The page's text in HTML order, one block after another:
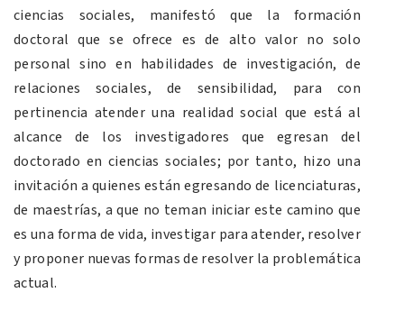
ciencias sociales, manifestó que la formación
doctoral que se ofrece es de alto valor no solo
personal sino en habilidades de investigación, de
relaciones sociales, de sensibilidad, para con
pertinencia atender una realidad social que está al
alcance de los investigadores que egresan del
doctorado en ciencias sociales; por tanto, hizo una
invitación a quienes están egresando de licenciaturas,
de maestrías, a que no teman iniciar este camino que
es una forma de vida, investigar para atender, resolver
y proponer nuevas formas de resolver la problemática
actual.